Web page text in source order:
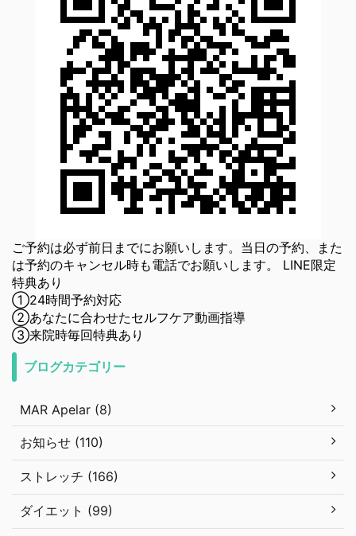
ご予約は必ず前日までにお願いします。当日の予約、また
は予約のキャンセル時も電話でお願いします。 LINE限定
特典あり
①24時間予約対応
②あなたに合わせたセルフケア動画指導
③来院時毎回特典あり
ブログカテゴリー
MAR Apelar (8)
お知らせ (110)
ストレッチ (166)
ダイエット (99)